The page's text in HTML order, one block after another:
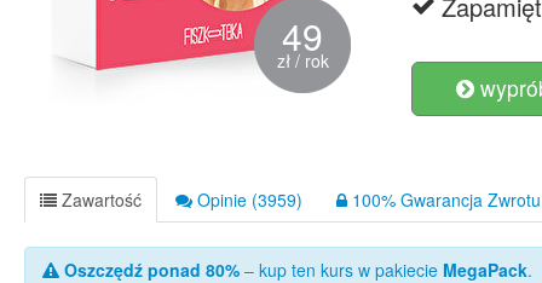
49
zł / rok
Zawartość Opinie (3959) 100% Gwarancja
Oszczędź ponad 80% – kup ten kurs w pakiecie MegaPack.